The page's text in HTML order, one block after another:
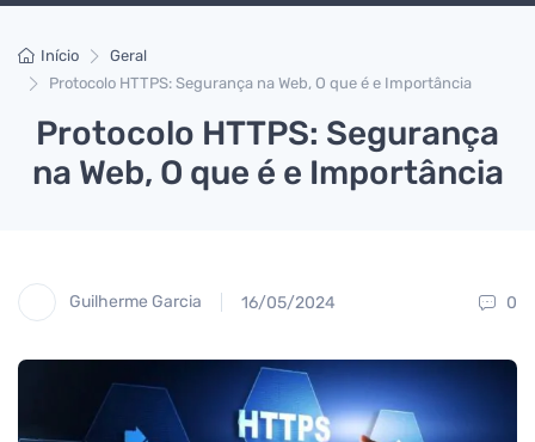
Início
Geral
Protocolo HTTPS: Segurança na Web, O que é e Importância
Protocolo HTTPS: Segurança
na Web, O que é e Importância
Guilherme Garcia 16/05/2024 0